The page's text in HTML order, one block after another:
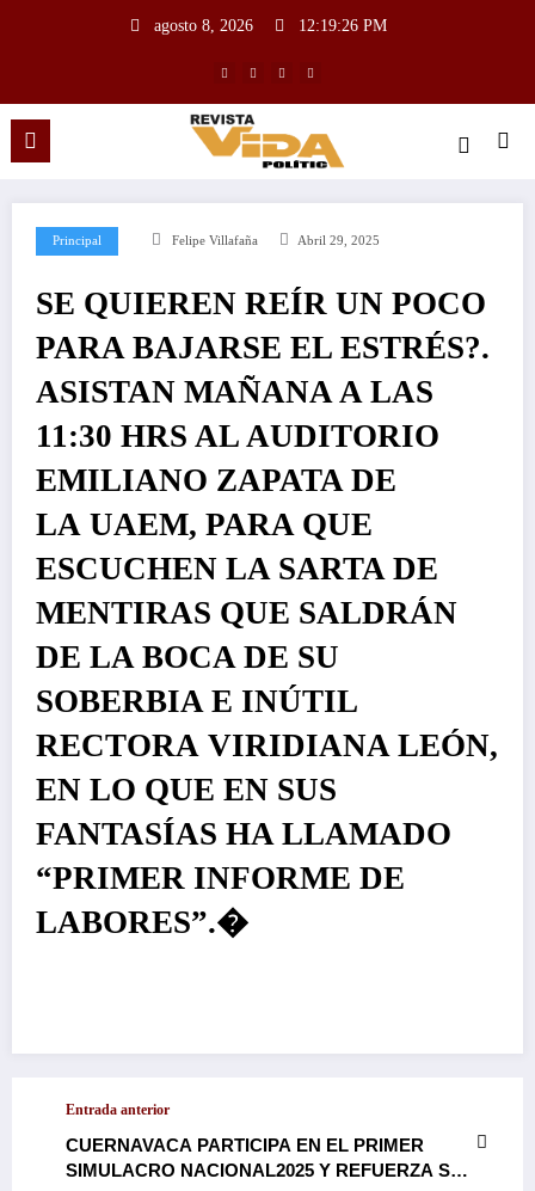
agosto 8, 2026 12:19:27 PM
Principal Felipe Villafaña Abril 29, 2025
SE QUIEREN REÍR UN POCO
PARA BAJARSE EL ESTRÉS?.
ASISTAN MAÑANA A LAS
11:30 HRS AL AUDITORIO
EMILIANO ZAPATA DE
LA UAEM, PARA QUE
ESCUCHEN LA SARTA DE
MENTIRAS QUE SALDRÁN
DE LA BOCA DE SU
SOBERBIA E INÚTIL
RECTORA VIRIDIANA LEÓN,
EN LO QUE EN SUS
FANTASÍAS HA LLAMADO
“PRIMER INFORME DE
LABORES”.�
Entrada anterior
CUERNAVACA PARTICIPA EN EL PRIMER
SIMULACRO NACIONAL2025 Y REFUERZA SU